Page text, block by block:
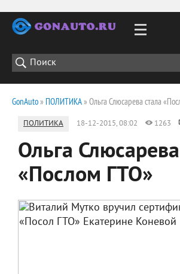
GonAuto» ПОЛИТИКА» Ольга Слюсарева стала
ПОЛИТИКА 18-12-2015, 08:02 1263
Ольга
«Послом ГТО»